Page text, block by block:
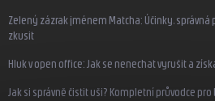
Zelený zázrak jménem Matcha: Účinky,
zkusit
Hluk v open office: Jak se nenechat vyrušit a
Jak si správně čistit uši? Kompletní průvodce